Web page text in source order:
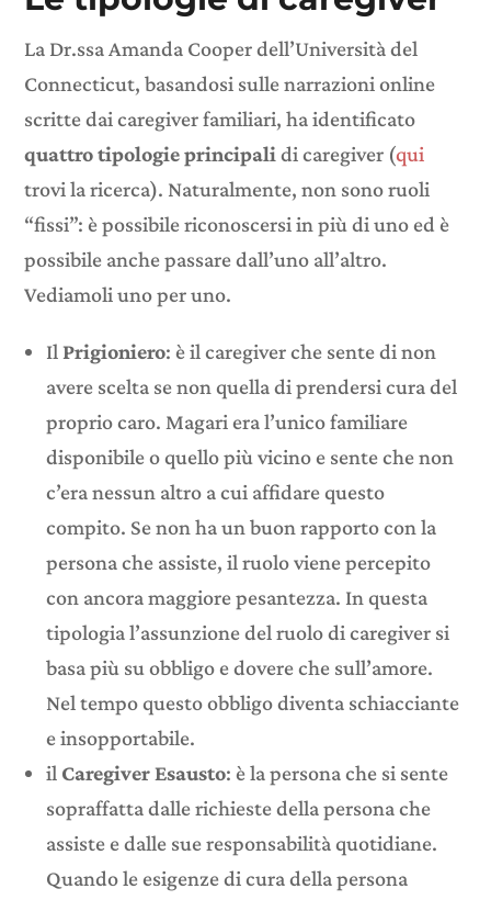
La Dr.ssa Amanda Cooper dell’Università del
Connecticut, basandosi sulle narrazioni online
scritte dai caregiver familiari, ha identificato
quattro tipologie principali di caregiver (qui
trovi la ricerca). Naturalmente, non sono ruoli
“fissi”: è possibile riconoscersi in più di uno ed è
possibile anche passare dall’uno all’altro.
Vediamoli uno per uno.
IlPrigioniero: è il caregiver che sente di non
avere scelta se non quella di prendersi cura del
proprio caro. Magari era l’unico familiare
disponibile o quello più vicino e sente che non
c’era nessun altro a cui affidare questo
compito. Se non ha un buon rapporto con la
persona che assiste, il ruolo viene percepito
con ancora maggiore pesantezza. In questa
tipologia l’assunzione del ruolo di caregiver si
basa più su obbligo e dovere che sull’amore.
Nel tempo questo obbligo diventa schiacciante
e insopportabile.
il Caregiver Esausto: è la persona che si sente
sopraffatta dalle richieste della persona che
assiste e dalle sue responsabilità quotidiane.
Quando le esigenze di cura della persona